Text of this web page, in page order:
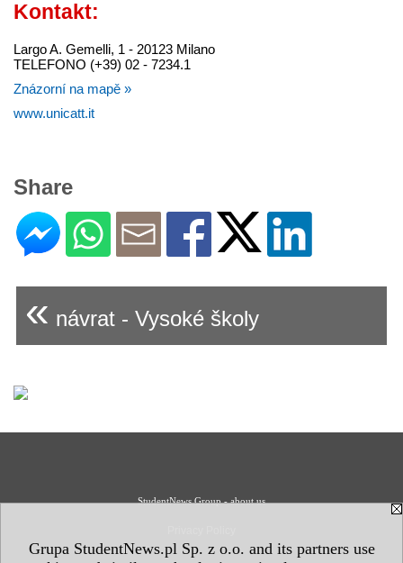
Grupa StudentNews.pl Sp. z o.o. and its partners use
Kontakt:
Largo A. Gemelli, 1 - 20123 Milano
TELEFONO (+39) 02 - 7234.1
Znázorní na mapě »
www.unicatt.it
Share
« návrat - Vysoké školy
StudentNews Group - about us